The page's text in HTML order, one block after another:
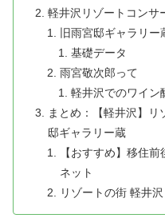
軽井沢リゾートコンサ
旧雨宮邸ギャラリー
基礎データ
雨宮敬次郎って
軽井沢でのワイン
まとめ：【軽井沢】
邸ギャラリー蔵
【おすすめ】移住
ネット
リゾートの街 軽井沢